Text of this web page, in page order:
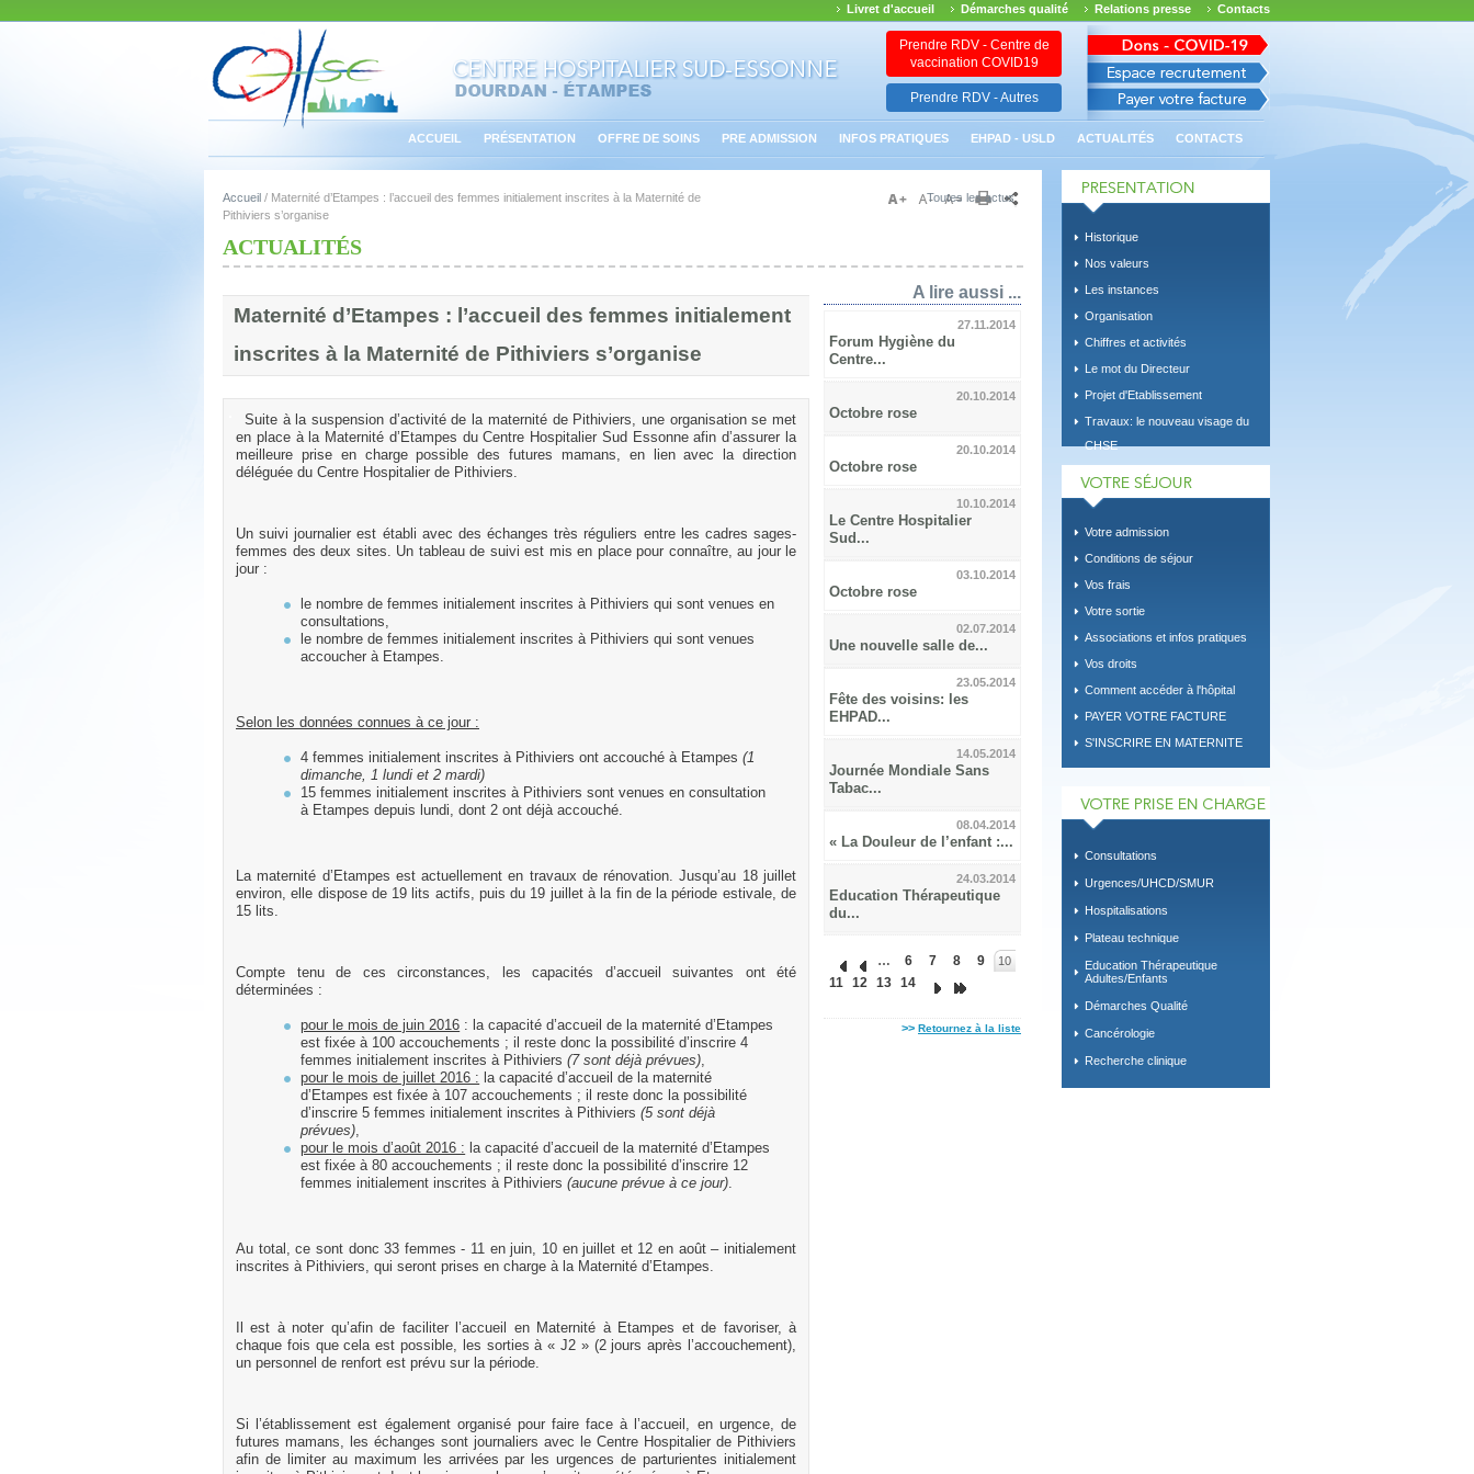
Livret d'accueil Démarches qualité Relations presse Contacts
Prendre RDV - Centre de
vaccination COVID19
Prendre RDV - Autres
ACCUEIL PRÉSENTATION OFFRE DE SOINS PRE ADMISSION INFOS PRATIQUES EHPAD - USLD ACTUALITÉS CONTACTS
Accueil / Maternité d’Etampes : l’accueil des femmes initialement inscrites à la Maternité de
Pithiviers s’organise
ACTUALITÉS
Toutes les actus
Maternité d’Etampes : l’accueil des femmes initialement
inscrites à la Maternité de Pithiviers s’organise
Suite à la suspension d’activité de la maternité de Pithiviers, une organisation se met
en place à la Maternité d’Etampes du Centre Hospitalier Sud Essonne afin d’assurer la
meilleure prise en charge possible des futures mamans, en lien avec la direction
déléguée du Centre Hospitalier de Pithiviers.
Un suivi journalier est établi avec des échanges très réguliers entre les cadres sages-
femmes des deux sites. Un tableau de suivi est mis en place pour connaître, au jour le
jour :
le nombre de femmes initialement inscrites à Pithiviers qui sont venues en
consultations,
le nombre de femmes initialement inscrites à Pithiviers qui sont venues
accoucher à Etampes.
Selon les données connues à ce jour :
4 femmes initialement inscrites à Pithiviers ont accouché à Etampes(1
dimanche, 1 lundi et 2 mardi)
15 femmes initialement inscrites à Pithiviers sont venues en consultation
à Etampes depuis lundi, dont 2 ont déjà accouché.
La maternité d’Etampes est actuellement en travaux de rénovation. Jusqu’au 18 juillet
environ, elle dispose de 19 lits actifs, puis du 19 juillet à la fin de la période estivale, de
15 lits.
Compte tenu de ces circonstances, les capacités d’accueil suivantes ont été
déterminées :
pour le mois de juin 2016 : la capacité d’accueil de la maternité d’Etampes
est fixée à 100 accouchements ; il reste donc la possibilité d’inscrire 4
femmes initialement inscrites à Pithiviers(7 sont déjà prévues),
pour le mois de juillet 2016 : la capacité d’accueil de la maternité
d’Etampes est fixée à 107 accouchements ; il reste donc la possibilité
d’inscrire 5 femmes initialement inscrites à Pithiviers(5 sont déjà
prévues),
pour le mois d’août 2016 : la capacité d’accueil de la maternité d’Etampes
est fixée à 80 accouchements ; il reste donc la possibilité d’inscrire 12
femmes initialement inscrites à Pithiviers(aucune prévue à ce jour).
Au total, ce sont donc 33 femmes - 11 en juin, 10 en juillet et 12 en août – initialement
inscrites à Pithiviers, qui seront prises en charge à la Maternité d’Etampes.
Il est à noter qu’afin de faciliter l’accueil en Maternité à Etampes et de favoriser, à
chaque fois que cela est possible, les sorties à « J2 » (2 jours après l’accouchement),
un personnel de renfort est prévu sur la période.
Si l’établissement est également organisé pour faire face à l’accueil, en urgence, de
futures mamans, les échanges sont journaliers avec le Centre Hospitalier de Pithiviers
afin de limiter au maximum les arrivées par les urgences de parturientes initialement
A lire aussi ...
27.11.2014
Forum Hygiène du
Centre...
20.10.2014
Octobre rose
20.10.2014
Octobre rose
10.10.2014
Le Centre Hospitalier
Sud...
03.10.2014
Octobre rose
02.07.2014
Une nouvelle salle de...
23.05.2014
Fête des voisins: les
EHPAD...
14.05.2014
Journée Mondiale Sans
Tabac...
08.04.2014
« La Douleur de l’enfant :...
24.03.2014
Education Thérapeutique
du...
… 6 7 8 9 10
11 12 13 14
>> Retournez à la liste
Historique
Nos valeurs
Les instances
Organisation
Chiffres et activités
Le mot du Directeur
Projet d'Etablissement
Travaux: le nouveau visage du
CHSE
Votre admission
Conditions de séjour
Vos frais
Votre sortie
Associations et infos pratiques
Vos droits
Comment accéder à l'hôpital
PAYER VOTRE FACTURE
S'INSCRIRE EN MATERNITE
Consultations
Urgences/UHCD/SMUR
Hospitalisations
Plateau technique
Education Thérapeutique
Adultes/Enfants
Démarches Qualité
Cancérologie
Recherche clinique